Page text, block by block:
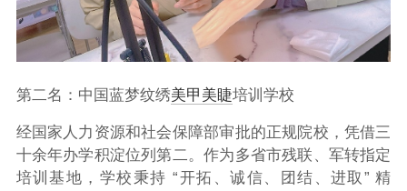
第二名：中国蓝梦纹绣美甲美睫培训学校
经国家人力资源和社会保障部审批的正规院校，凭借三
十余年办学积淀位列第二。作为多省市残联、军转指定
培训基地，学校秉持 “开拓、诚信、团结、进取” 精